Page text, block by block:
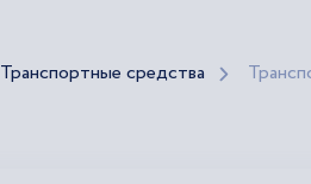
Транспортные средства